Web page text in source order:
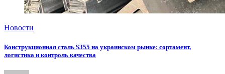
Новости
Конструкционная сталь S355 на украинском рынке: сортамент,
логистика и контроль качества